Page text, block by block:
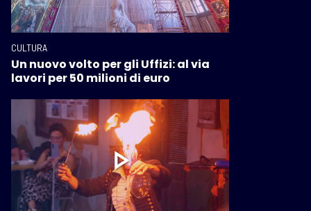
CULTURA
Un nuovo volto per gli Uffizi: al via
lavori per 50 milioni di euro